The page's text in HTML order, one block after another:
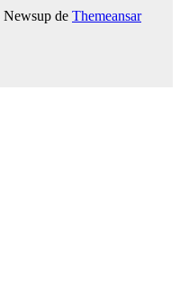
Newsup de Themeansar